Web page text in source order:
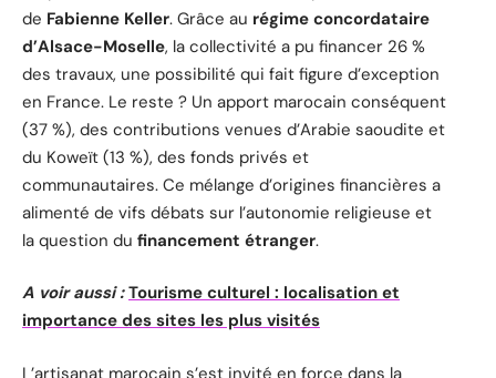
de Fabienne Keller. Grâce au régime concordataire
d’Alsace-Moselle, la collectivité a pu financer 26 %
des travaux, une possibilité qui fait figure d’exception
en France. Le reste ? Un apport marocain conséquent
(37 %), des contributions venues d’Arabie saoudite et
du Koweït (13 %), des fonds privés et
communautaires. Ce mélange d’origines financières a
alimenté de vifs débats sur l’autonomie religieuse et
la question du financement étranger.
A voir aussi : Tourisme culturel : localisation et
importance des sites les plus visités
L’artisanat marocain s’est invité en force dans la